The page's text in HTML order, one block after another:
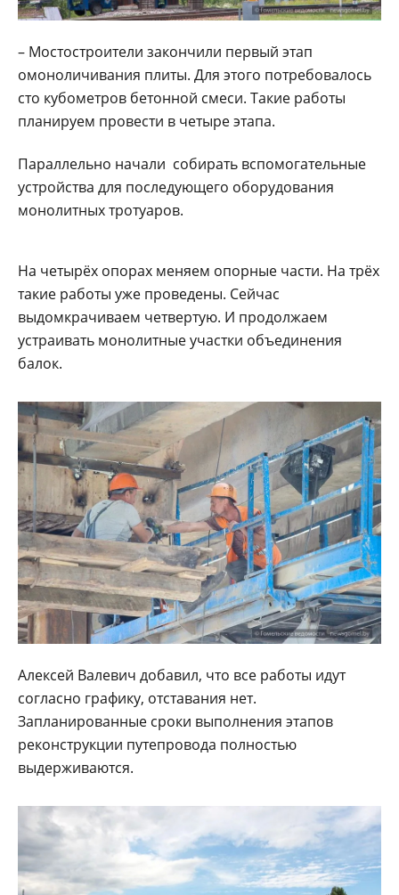
– Мостостроители закончили первый этап
омоноличивания плиты. Для этого потребовалось
сто кубометров бетонной смеси. Такие работы
планируем провести в четыре этапа.
Параллельно начали собирать вспомогательные
устройства для последующего оборудования
монолитных тротуаров.
На четырёх опорах меняем опорные части. На трёх
такие работы уже проведены. Сейчас
выдомкрачиваем четвертую. И продолжаем
устраивать монолитные участки объединения
балок.
Алексей Валевич добавил, что все работы идут
согласно графику, отставания нет.
Запланированные сроки выполнения этапов
реконструкции путепровода полностью
выдерживаются.